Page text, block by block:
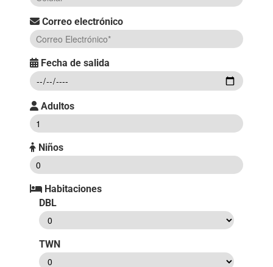
Correo electrónico
Fecha de salida
Adultos
Niños
Habitaciones
DBL
TWN